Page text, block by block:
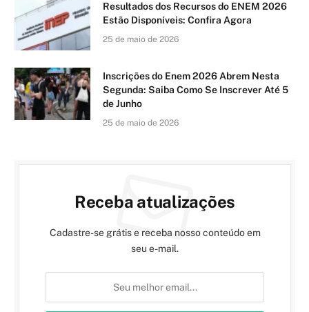
Resultados dos Recursos do ENEM 2026
Estão Disponíveis: Confira Agora
25 de maio de 2026
Inscrições do Enem 2026 Abrem Nesta
Segunda: Saiba Como Se Inscrever Até 5
de Junho
25 de maio de 2026
Receba atualizações
Cadastre-se grátis e receba nosso conteúdo em
seu e-mail.